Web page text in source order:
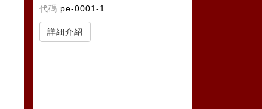
代碼 pe-0001-1
詳細介紹